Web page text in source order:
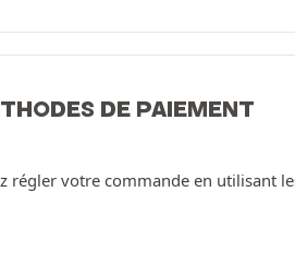
DE PAIEMENT
régler votre commande en utilisant